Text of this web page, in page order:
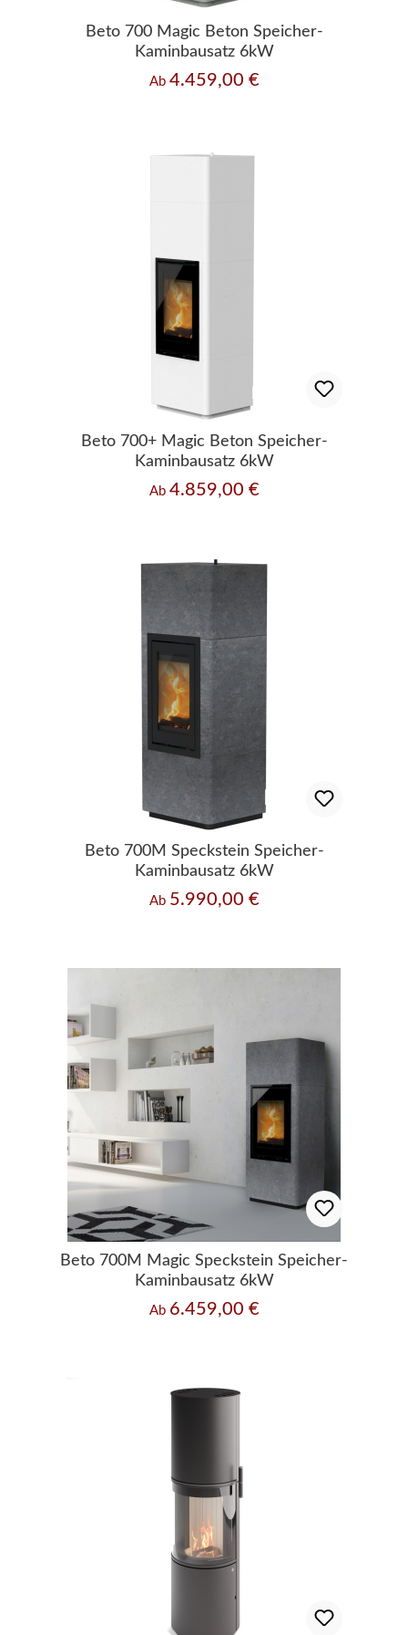
Beto 700 Magic Beton Speicher-
Kaminbausatz 6kW
Regulärer Preis:
Ab 4.459,00 €
Beto 700+ Magic Beton Speicher-
Kaminbausatz 6kW
Regulärer Preis:
Ab 4.859,00 €
Beto 700M Speckstein Speicher-
Kaminbausatz 6kW
Regulärer Preis:
Ab 5.990,00 €
Beto 700M Magic Speckstein Speicher-
Kaminbausatz 6kW
Regulärer Preis:
Ab 6.459,00 €